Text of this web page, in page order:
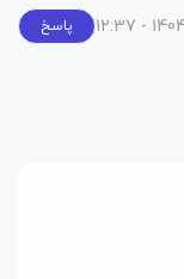
پاسخ